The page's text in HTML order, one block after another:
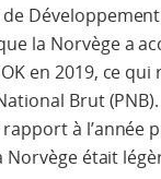
la Norvège a
en 2019, ce
Brut (PNB).
à l’année
Norvège était